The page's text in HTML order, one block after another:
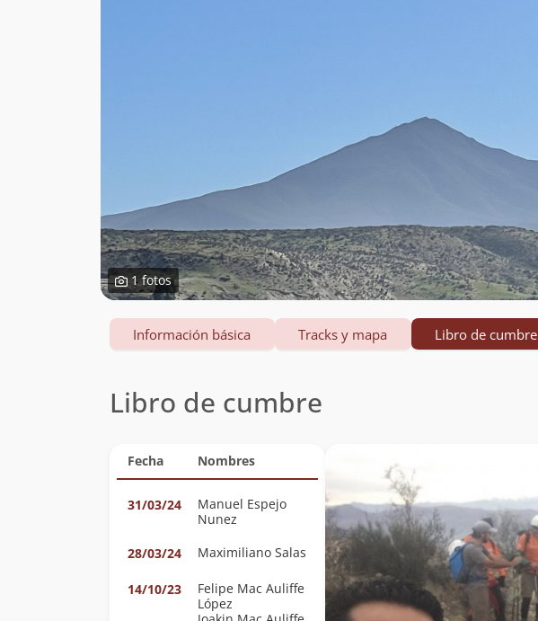
1 fotos
Información básica Tracks y mapa Libro de cumbre
Libro de cumbre
Fecha Nombres
31/03/24
Manuel Espejo
Nunez
28/03/24
Maximiliano Salas
14/10/23
Felipe Mac Auliffe
López